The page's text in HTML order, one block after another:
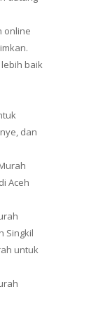
online
baik
dan
Aceh
Singkil
untuk